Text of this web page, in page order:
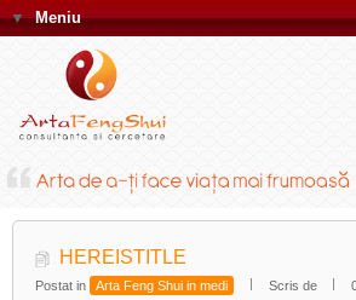
▼Meniu
HEREISTITLE
Postat in Arta Feng Shui in medi Scris de